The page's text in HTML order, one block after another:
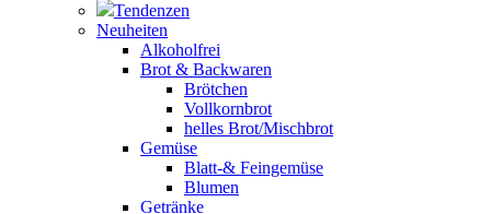
Tendenzen
Neuheiten
Alkoholfrei
Brot & Backwaren
Brötchen
Vollkornbrot
helles Brot/Mischbrot
Gemüse
Blatt-& Feingemüse
Blumen
Getränke